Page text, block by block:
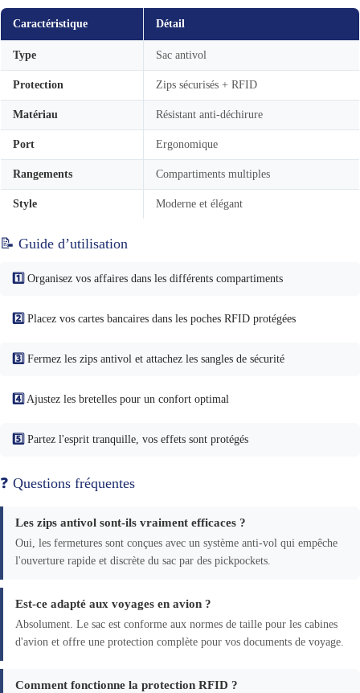
Caractéristique Détail
Type Sac antivol
Protection Zips sécurisés + RFID
Matériau Résistant anti-déchirure
Port Ergonomique
Rangements Compartiments multiples
Style Moderne et élégant
📝 Guide d’utilisation
1️⃣ Organisez vos affaires dans les différents compartiments
2️⃣ Placez vos cartes bancaires dans les poches RFID protégées
3️⃣ Fermez les zips antivol et attachez les sangles de sécurité
4️⃣ Ajustez les bretelles pour un confort optimal
5️⃣ Partez l'esprit tranquille, vos effets sont protégés
❓ Questions fréquentes
Les zips antivol sont-ils vraiment efficaces ?
Oui, les fermetures sont conçues avec un système anti-vol qui empêche
l'ouverture rapide et discrète du sac par des pickpockets.
Est-ce adapté aux voyages en avion ?
Absolument. Le sac est conforme aux normes de taille pour les cabines
d'avion et offre une protection complète pour vos documents de voyage.
Comment fonctionne la protection RFID ?